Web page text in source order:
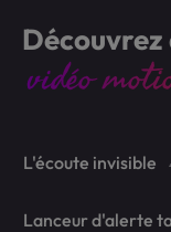
Découvrez
vidéo
L'écoute invisible
Lanceur d'alerte